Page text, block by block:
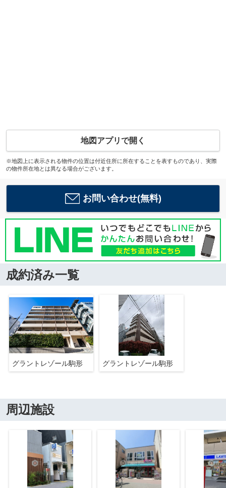
地図アプリで開く
※地図上に表示される物件の位置は付近住所に所在することを表すものであり、実際
の物件所在地とは異なる場合がございます。
お問い合わせ(無料)
成約済み一覧
グラントレゾール駒形 グラントレゾール駒形
周辺施設